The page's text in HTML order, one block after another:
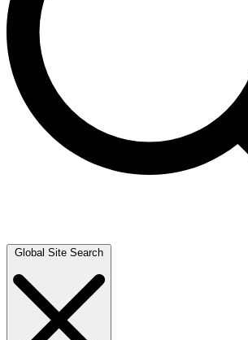
Global Site Search